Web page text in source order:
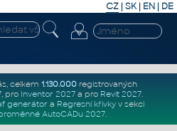
CZ | SK| EN | DE
celkem 1.130.000registrovaných
, pro Inventor 2027a pro Revit 2027.
generátor a Regresní křivkyv sekci
AutoCADu 2027.